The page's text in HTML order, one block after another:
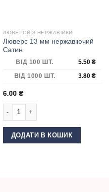
ЛЮВЕРСИ З НЕРЖАВІЙКИ
Люверс 13 мм нержавіючий
Сатин
ВІД 100 ШТ. 5.50₴
ВІД 1000 ШТ.
3.80₴
6.00 ₴
ДОДАТИ В КОШИК